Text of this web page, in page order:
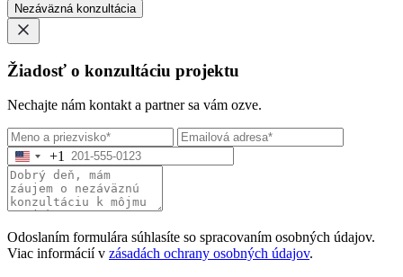
Nezáväzná konzultácia
Žiadosť o konzultáciu projektu
Nechajte nám kontakt a partner sa vám ozve.
+1
Odoslaním formulára súhlasíte so spracovaním osobných údajov.
Viac informácií v zásadách ochrany osobných údajov.